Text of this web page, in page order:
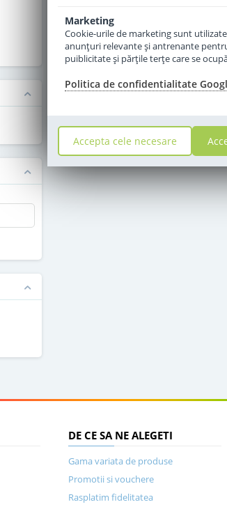
DE CE SA NE ALEGETI
Gama variata de produse
Promotii si vouchere
Rasplatim fidelitatea
Marketing
Cookie-urile de marketing sunt
anunţuri relevante şi antrenante
puiblicitate şi părţile terţe care se
Politica de confidentialitate
Accepta cele necesare